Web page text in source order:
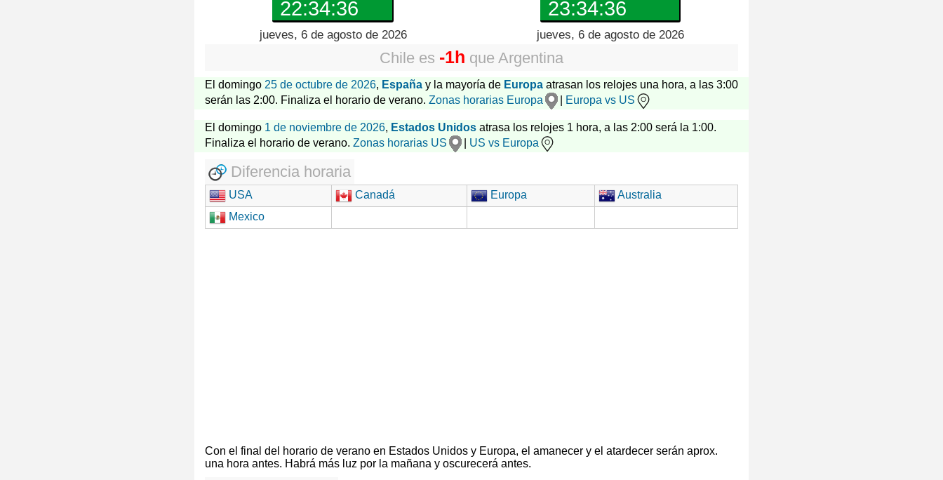
22:34:37
jueves, 6 de agosto de 2026
23:34:37
jueves, 6 de agosto de 2026
Chile es -1h que Argentina
El domingo 25 de octubre de 2026, España y la mayoría de Europa atrasan los relojes una hora, a las 3:00
serán las 2:00. Finaliza el horario de verano. Zonas horarias Europa Europa vs US
El domingo 1 de noviembre de 2026, Estados Unidos atrasa los relojes 1 hora, a las 2:00 será la 1:00.
Finaliza el horario de verano. Zonas horarias US US vs Europa
Diferencia horaria
USA Canadá Europa
Australia
Mexico
Con el final del horario de verano en Estados Unidos y Europa, el amanecer y el atardecer serán aprox.
una hora antes. Habrá más luz por la mañana y oscurecerá antes.